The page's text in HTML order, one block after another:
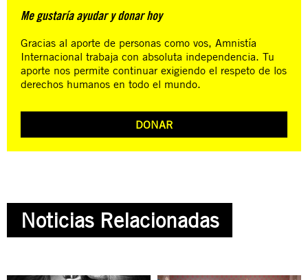
Me gustaría ayudar y donar hoy
Gracias al aporte de personas como vos, Amnistía
Internacional trabaja con absoluta independencia. Tu
aporte nos permite continuar exigiendo el respeto de los
derechos humanos en todo el mundo.
DONAR
Noticias Relacionadas